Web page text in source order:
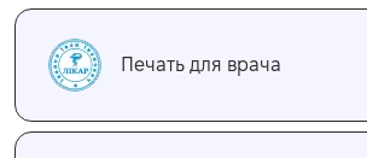
Печать для врача